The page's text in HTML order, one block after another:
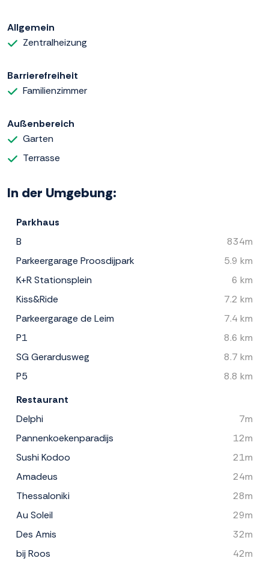
Allgemein
Zentralheizung
Barrierefreiheit
Familienzimmer
Außenbereich
Garten
Terrasse
In der Umgebung:
Parkhaus
B
834m
Parkeergarage Proosdijpark
5.9 km
K+R Stationsplein
6 km
Kiss&Ride
7.2 km
Parkeergarage de Leim
7.4 km
P1
8.6 km
SG Gerardusweg
8.7 km
P5
8.8 km
Restaurant
Delphi
7m
Pannenkoekenparadijs
12m
Sushi Kodoo
21m
Amadeus
24m
Thessaloniki
28m
Au Soleil
29m
Des Amis
32m
bij Roos
42m